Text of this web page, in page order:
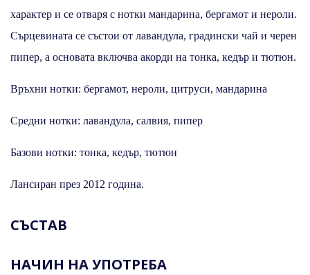
характер и се отваря с нотки мандарина, бергамот и нероли.
Сърцевината се състои от лавандула, градински чай и черен
пипер, а основата включва акорди на тонка, кедър и тютюн.
Връхни нотки: бергамот, нероли, цитруси, мандарина
Средни нотки: лавандула, салвия, пипер
Базови нотки: тонка, кедър, тютюн
Лансиран през 2012 година.
СЪСТАВ
НАЧИН НА УПОТРЕБА